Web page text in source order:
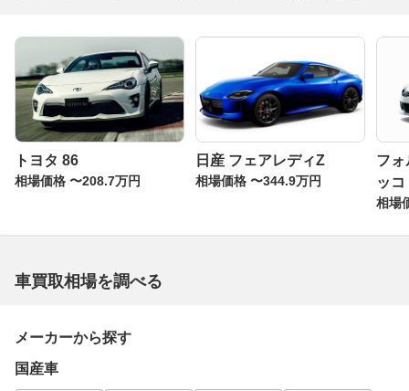
トヨタ 86
相場価格 〜208.7万円
日産 フェアレディZ
相場価格 〜344.9万円
フォ
ッコ
相場
車買取相場を調べる
メーカーから探す
国産車